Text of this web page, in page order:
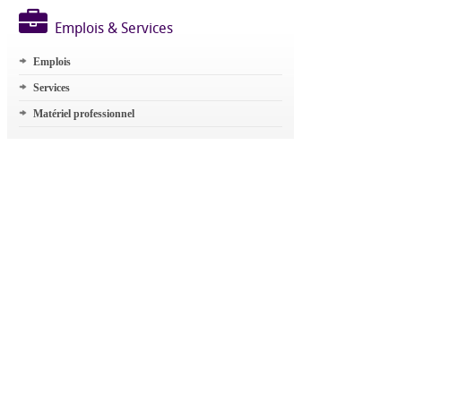
Emplois & Services
Emplois
Services
Matériel professionnel